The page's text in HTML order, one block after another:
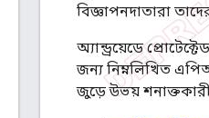
বিজ্ঞাপনদাতারা
অ্যান্ড্রয়েডে
জন্য নিম্নলিখিত
জুড়ে উভয়